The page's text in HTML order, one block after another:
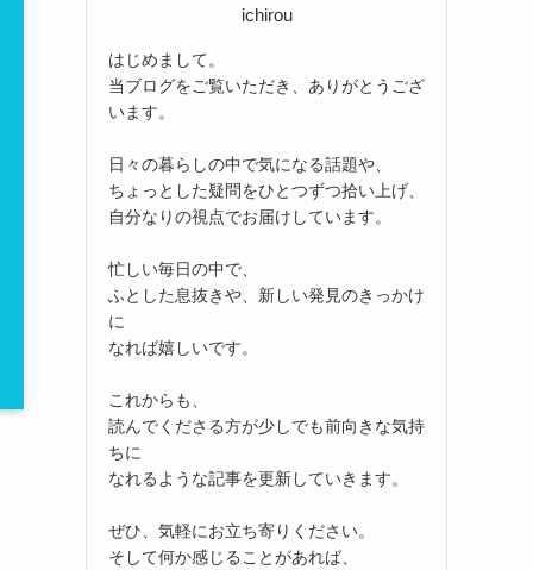
ichirou
はじめまして。
当ブログをご覧いただき、ありがとうござ
います。
日々の暮らしの中で気になる話題や、
ちょっとした疑問をひとつずつ拾い上げ、
自分なりの視点でお届けしています。
忙しい毎日の中で、
ふとした息抜きや、新しい発見のきっかけ
に
なれば嬉しいです。
これからも、
読んでくださる方が少しでも前向きな気持
ちに
なれるような記事を更新していきます。
ぜひ、気軽にお立ち寄りください。
そして何か感じることがあれば、